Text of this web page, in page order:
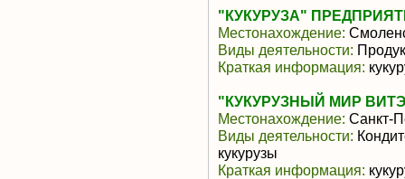
"КУКУРУЗА"
Местонахождение:
Виды деятельности:
Краткая информация:
"КУКУРУЗНЫЙ МИР
Местонахождение: Санкт-
Виды деятельности:
кукурузы
Краткая информация: